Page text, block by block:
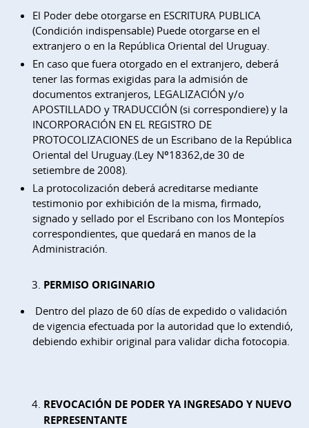
El Poder debe otorgarse en ESCRITURA PUBLICA
(Condición indispensable) Puede otorgarse en el
extranjero o en la República Oriental del Uruguay.
En caso que fuera otorgado en el extranjero, deberá
tener las formas exigidas para la admisión de
documentos extranjeros, LEGALIZACIÓN y/o
APOSTILLADO y TRADUCCIÓN (si correspondiere) y la
INCORPORACIÓN EN EL REGISTRO DE
PROTOCOLIZACIONES de un Escribano de la República
Oriental del Uruguay.(Ley Nº18362,de 30 de
setiembre de 2008).
La protocolización deberá acreditarse mediante
testimonio por exhibición de la misma, firmado,
signado y sellado por el Escribano con los Montepíos
correspondientes, que quedará en manos de la
Administración.
PERMISO ORIGINARIO
Dentro del plazo de 60 días de expedido o validación
de vigencia efectuada por la autoridad que lo extendió,
debiendo exhibir original para validar dicha fotocopia.
REVOCACIÓN DE PODER YA INGRESADO Y NUEVO
REPRESENTANTE